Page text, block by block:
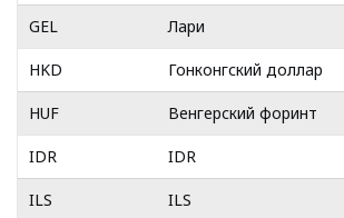
GEL Лари
HKD Гонконгский доллар
HUF Венгерский форинт
IDR IDR
ILS ILS